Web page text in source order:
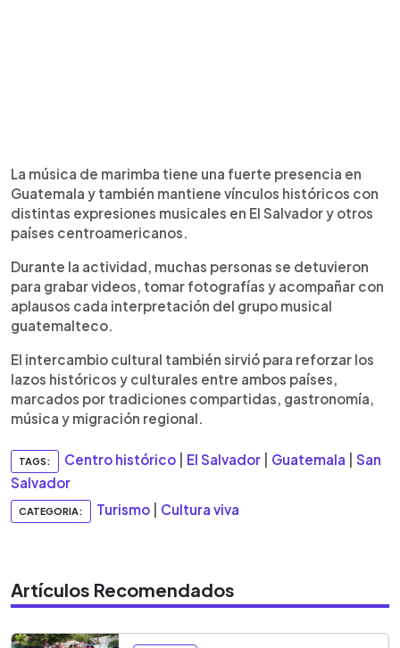
La música de marimba tiene una fuerte presencia en
Guatemala y también mantiene vínculos históricos con
distintas expresiones musicales en El Salvador y otros
países centroamericanos.
Durante la actividad, muchas personas se detuvieron
para grabar videos, tomar fotografías y acompañar con
aplausos cada interpretación del grupo musical
guatemalteco.
El intercambio cultural también sirvió para reforzar los
lazos históricos y culturales entre ambos países,
marcados por tradiciones compartidas, gastronomía,
música y migración regional.
TAGS: Centro histórico El Salvador Guatemala
San
Salvador
CATEGORIA: Turismo Cultura viva
Artículos Recomendados